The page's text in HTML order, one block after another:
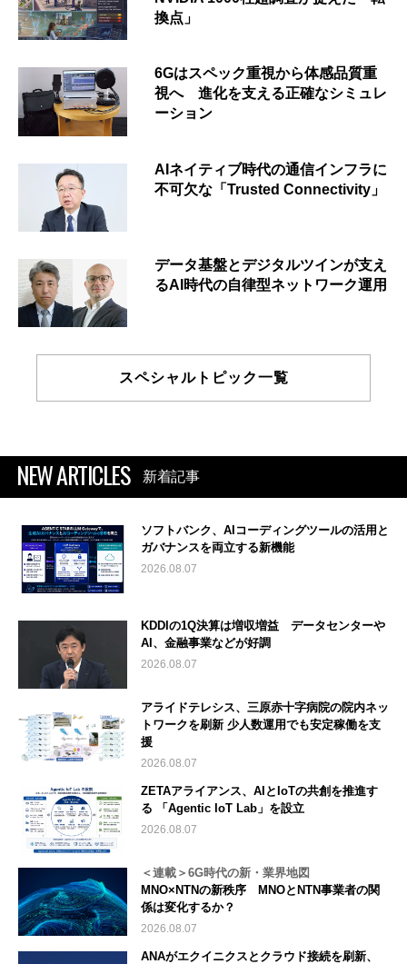
換点」
6Gはスペック重視から体感品質重
視へ 進化を支える正確なシミュレ
ーション
AIネイティブ時代の通信インフラに
不可欠な「Trusted Connectivity」
データ基盤とデジタルツインが支え
るAI時代の自律型ネットワーク運用
スペシャルトピック一覧
NEW ARTICLES 新着記事
ソフトバンク、AIコーディングツールの活用と
ガバナンスを両立する新機能
2026.08.07
KDDIの1Q決算は増収増益 データセンターや
AI、金融事業などが好調
2026.08.07
アライドテレシス、三原赤十字病院の院内ネッ
トワークを刷新 少人数運用でも安定稼働を支
援
2026.08.07
ZETAアライアンス、AIとIoTの共創を推進す
る 「Agentic IoT Lab」を設立
2026.08.07
＜連載＞6G時代の新・業界地図
MNO×NTNの新秩序 MNOとNTN事業者の関
係は変化するか？
2026.08.07
ANAがエクイニクスとクラウド接続を刷新、